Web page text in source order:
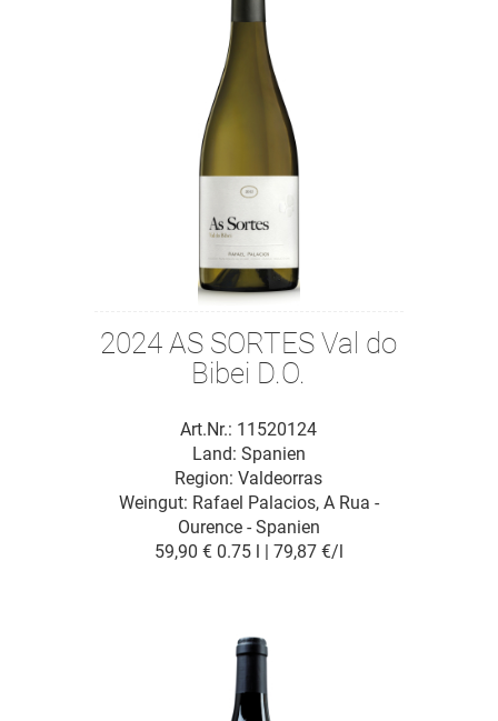
2024 AS SORTES Val do
Bibei D.O.
Art.Nr.: 11520124
Land: Spanien
Weingut: Rafael Palacios, A Rua -
Ourence - Spanien
Region: Valdeorras
59,90 € 0.75 l | 79,87 €/l